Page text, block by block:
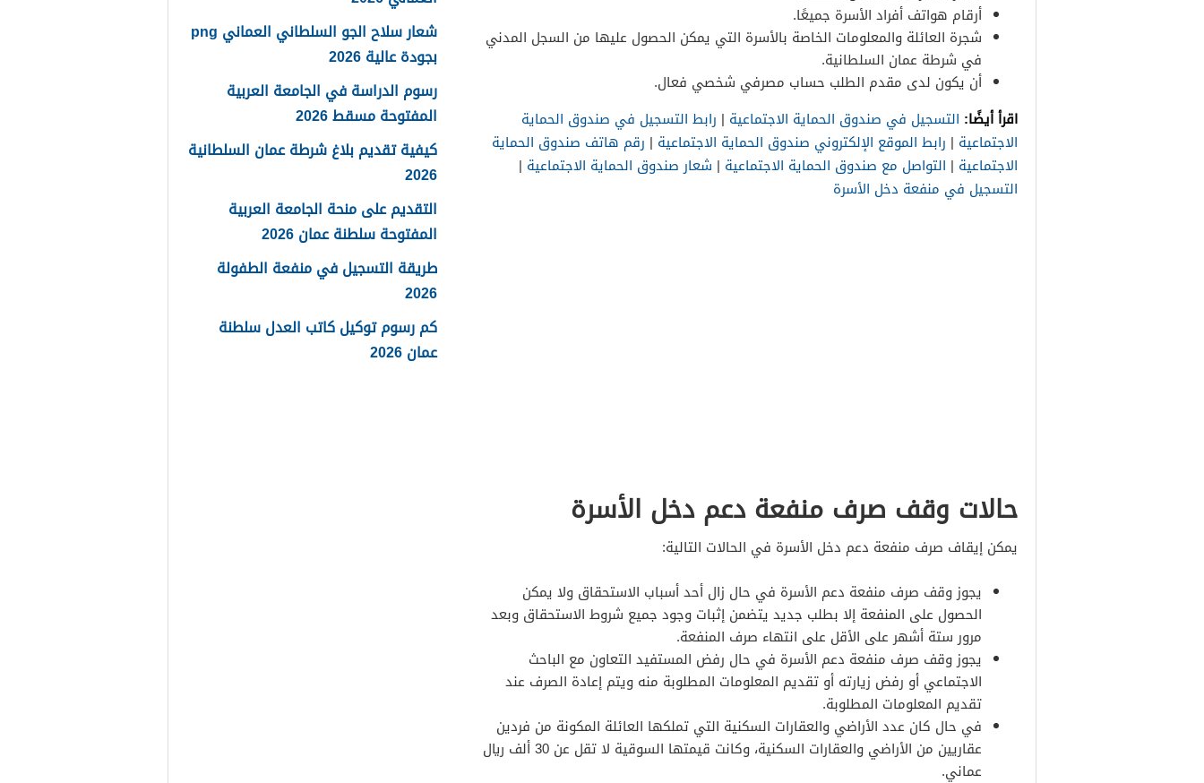
أرقام هواتف أفراد الأسرة جميعًا.
شجرة العائلة والمعلومات الخاصة بالأسرة التي يمكن الحصول عليها من السجل المدني
في شرطة عمان السلطانية.
أن يكون لدى مقدم الطلب حساب مصرفي شخصي فعال.
اقرأ أيضًا: التسجيل في صندوق الحماية الاجتماعية | رابط التسجيل في صندوق الحماية
الاجتماعية | رابط الموقع الإلكتروني صندوق الحماية الاجتماعية | رقم هاتف صندوق الحماية
الاجتماعية | التواصل مع صندوق الحماية الاجتماعية | شعار صندوق الحماية الاجتماعية |
التسجيل في منفعة دخل الأسرة
حالات وقف صرف منفعة دعم دخل الأسرة
يمكن إيقاف صرف منفعة دعم دخل الأسرة في الحالات التالية:
يجوز وقف صرف منفعة دعم الأسرة في حال زال أحد أسباب الاستحقاق ولا يمكن
الحصول على المنفعة إلا بطلب جديد يتضمن إثبات وجود جميع شروط الاستحقاق وبعد
مرور ستة أشهر على الأقل على انتهاء صرف المنفعة.
يجوز وقف صرف منفعة دعم الأسرة في حال رفض المستفيد التعاون مع الباحث
الاجتماعي أو رفض زيارته أو تقديم المعلومات المطلوبة منه ويتم إعادة الصرف عند
تقديم المعلومات المطلوبة.
في حال كان عدد الأراضي والعقارات السكنية التي تملكها العائلة المكونة من فردين
عقاريين من الأراضي والعقارات السكنية، وكانت قيمتها السوقية لا تقل عن 30 ألف ريال
عماني.
شعار سلاح الجو السلطاني العماني png
بجودة عالية 2026
رسوم الدراسة في الجامعة العربية
المفتوحة مسقط 2026
كيفية تقديم بلاغ شرطة عمان السلطانية
2026
التقديم على منحة الجامعة العربية
المفتوحة سلطنة عمان 2026
طريقة التسجيل في منفعة الطفولة
2026
كم رسوم توكيل كاتب العدل سلطنة
عمان 2026